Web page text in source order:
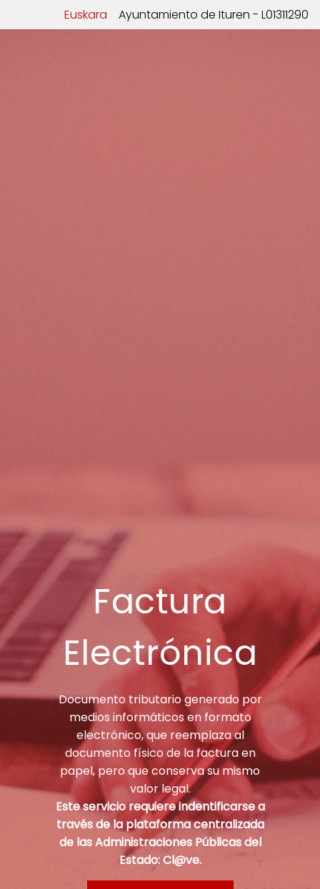
Ayuntamiento de Ituren - L01311290
Euskara
Factura
Electrónica
Documento tributario generado por
medios informáticos en formato
electrónico, que reemplaza al
documento físico de la factura en
papel, pero que conserva su mismo
valor legal.
Este servicio requiere indentificarse a
través de la plataforma centralizada
de las Administraciones Públicas del
Estado: Cl@ve.